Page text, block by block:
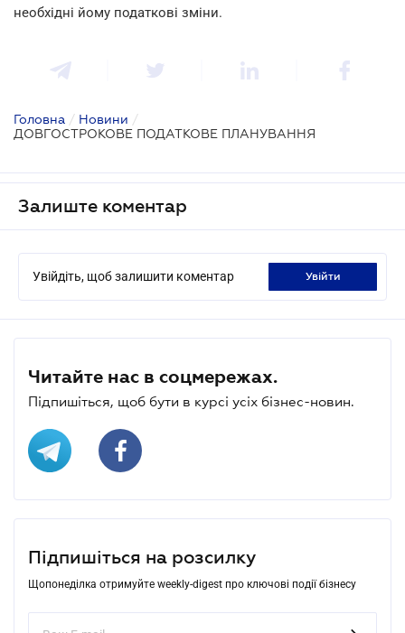
необхідні йому податкові зміни.
Головна / Новини /
ДОВГОСТРОКОВЕ ПОДАТКОВЕ ПЛАНУВАННЯ
Залиште коментар
Увійдіть, щоб залишити коментар увійти
Читайте нас в соцмережах.
Підпишіться, щоб бути в курсі усіх бізнес-новин.
Підпишіться на розсилку
Щопонеділка отримуйте weekly-digest про ключові події бізнесу